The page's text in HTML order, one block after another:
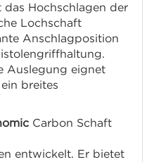
Hochschlagen der
Lochschaft
Anschlagposition
Auslegung eignet
breites
Carbon Schaft
entwickelt. Er bietet